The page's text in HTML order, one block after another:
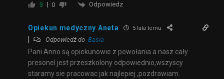
3 0 Odpowiedz
Opiekun medyczny Aneta 5 lata temu
Odpowiedź do Basia
Pani Anno są opiekunowie z powołania a nasz cały
presonel jest przeszkolony odpowiednio,wszyscy
staramy sie pracowac jak najlepiej ,pozdrawiam.